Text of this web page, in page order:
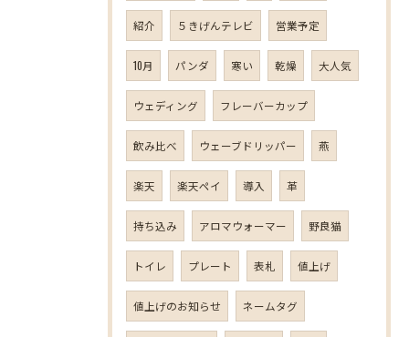
紹介 ５きげんテレビ 営業予定
10月 パンダ 寒い 乾燥 大人気
ウェディング フレーバーカップ
飲み比べ ウェーブドリッパー 燕
楽天 楽天ペイ 導入 革
持ち込み アロマウォーマー 野良猫
トイレ プレート 表札 値上げ
値上げのお知らせ ネームタグ